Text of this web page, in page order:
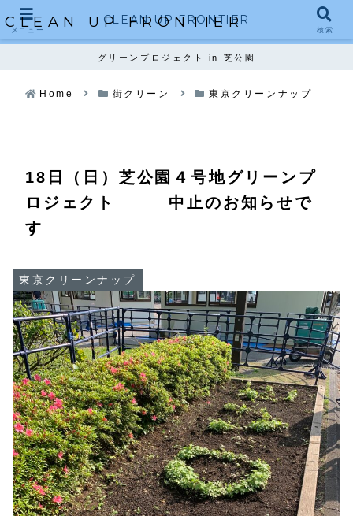
CLEAN UP FRONTIER
グリーンプロジェクト in 芝公園
Home 街クリーン 東京クリーンナップ
18日（日）芝公園４号地グリーンプ
ロジェクト 中止のお知らせで
す
東京クリーンナップ
メニュー
CLEAN UP FRONTIER
検索